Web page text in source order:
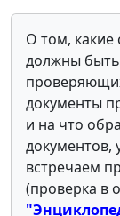
О том, какие
должны
документы
и на что
документов,
встречаем
(проверка в